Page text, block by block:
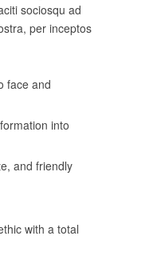
sociosqu ad
per inceptos
face and
into
and friendly
with a total